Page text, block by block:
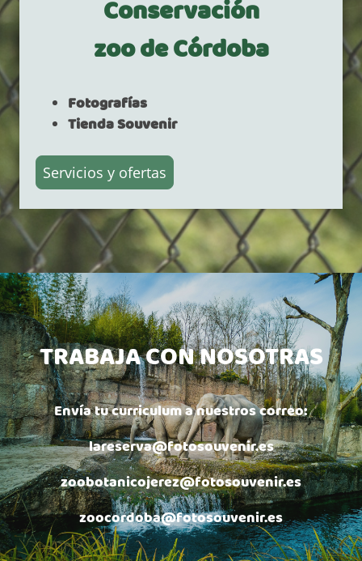
Conservación
zoo de Córdoba
Fotografías
Tienda Souvenir
Servicios y ofertas
TRABAJA CON NOSOTRAS
Envía tu curriculum a nuestros correo:
lareserva@fotosouvenir.es
zoobotanicojerez@fotosouvenir.es
zoocordoba@fotosouvenir.es